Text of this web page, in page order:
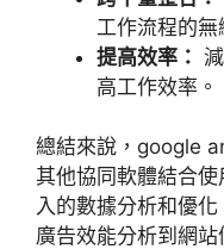
工作流程的無
提高效率：
高工作效率。
總結來說， google
其他協同軟體結合
入的數據分析和優化
廣告效能分析到網